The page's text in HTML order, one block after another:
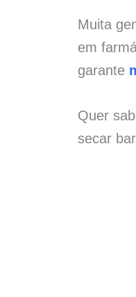
Muita
em
garante
Quer
secar